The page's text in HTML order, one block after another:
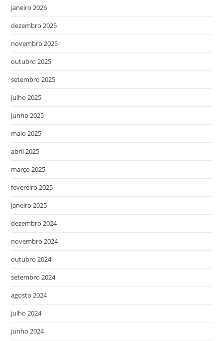
janeiro 2026
dezembro 2025
novembro 2025
outubro 2025
setembro 2025
julho 2025
junho 2025
maio 2025
abril 2025
março 2025
fevereiro 2025
janeiro 2025
dezembro 2024
novembro 2024
outubro 2024
setembro 2024
agosto 2024
julho 2024
junho 2024